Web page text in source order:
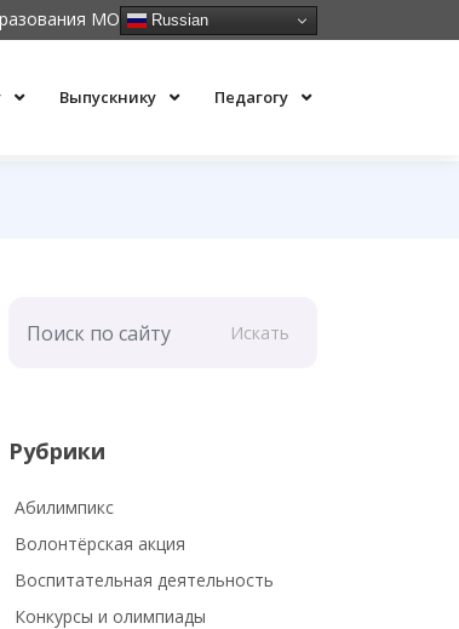
МО Russian
Выпускнику Педагогу
Искать
Рубрики
Абилимпикс
Волонтёрская акция
Воспитательная деятельность
Конкурсы и олимпиады